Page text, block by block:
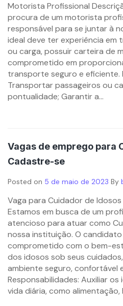
Motorista Profissional
procura de um motorista
responsável para se juntar à
ideal deve ter experiência em
ou carga, possuir carteira de
comprometido em
transporte seguro e eficiente.
Transportar passageiros ou
pontualidade; Garantir a...
Vagas de emprego para
Cadastre-se
Posted on 5 de maio de 2023 By
Vaga para Cuidador de
Estamos em busca de um
atencioso para atuar como
nossa instituição. O
comprometido com o bem-
dos idosos sob seus
ambiente seguro, confortável
Responsabilidades: Auxiliar
vida diária, como alimentação,